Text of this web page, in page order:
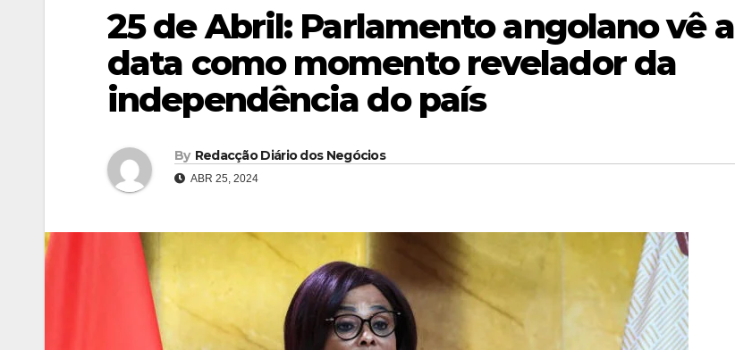
25 de Abril: Parlamento angolano vê a
data como momento revelador da
independência do país
By Redacção Diário dos Negócios
ABR 25, 2024